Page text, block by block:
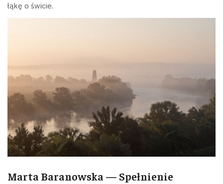
łąkę o świcie.
Marta Baranowska — Spełnienie